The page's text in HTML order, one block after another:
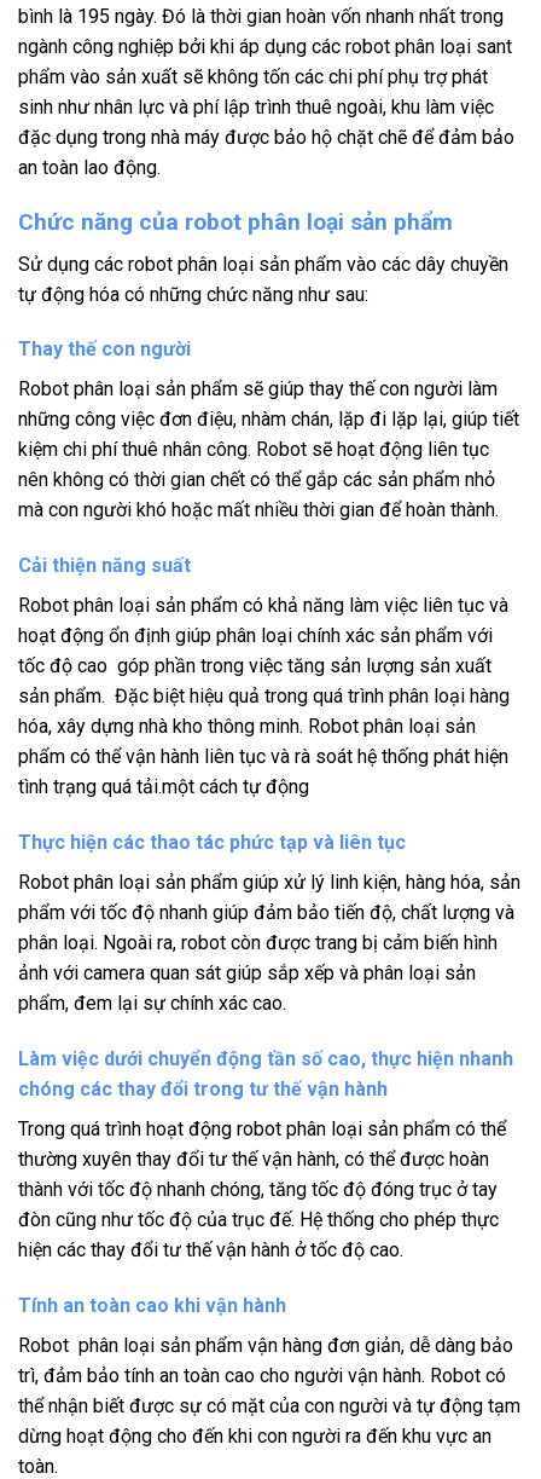
bình là 195 ngày. Đó là thời gian hoàn vốn nhanh nhất trong
ngành công nghiệp bởi khi áp dụng các robot phân loại sant
phẩm vào sản xuất sẽ không tốn các chi phí phụ trợ phát
sinh như nhân lực và phí lập trình thuê ngoài, khu làm việc
đặc dụng trong nhà máy được bảo hộ chặt chẽ để đảm bảo
an toàn lao động.
Chức năng của robot phân loại sản phẩm
Sử dụng các robot phân loại sản phẩm vào các dây chuyền
tự động hóa có những chức năng như sau:
Thay thế con người
Robot phân loại sản phẩm sẽ giúp thay thế con người làm
những công việc đơn điệu, nhàm chán, lặp đi lặp lại, giúp tiết
kiệm chi phí thuê nhân công. Robot sẽ hoạt động liên tục
nên không có thời gian chết có thể gắp các sản phẩm nhỏ
mà con người khó hoặc mất nhiều thời gian để hoàn thành.
Cải thiện năng suất
Robot phân loại sản phẩm có khả năng làm việc liên tục và
hoạt động ổn định giúp phân loại chính xác sản phẩm với
tốc độ cao góp phần trong việc tăng sản lượng sản xuất
sản phẩm. Đặc biệt hiệu quả trong quá trình phân loại hàng
hóa, xây dựng nhà kho thông minh. Robot phân loại sản
phẩm có thể vận hành liên tục và rà soát hệ thống phát hiện
tình trạng quá tải.một cách tự động
Thực hiện các thao tác phức tạp và liên tục
Robot phân loại sản phẩm giúp xử lý linh kiện, hàng hóa, sản
phẩm với tốc độ nhanh giúp đảm bảo tiến độ, chất lượng và
phân loại. Ngoài ra, robot còn được trang bị cảm biến hình
ảnh với camera quan sát giúp sắp xếp và phân loại sản
phẩm, đem lại sự chính xác cao.
Làm việc dưới chuyển động tần số cao, thực hiện nhanh
chóng các thay đổi trong tư thế vận hành
Trong quá trình hoạt động robot phân loại sản phẩm có thể
thường xuyên thay đổi tư thế vận hành, có thể được hoàn
thành với tốc độ nhanh chóng, tăng tốc độ đóng trục ở tay
đòn cũng như tốc độ của trục đế. Hệ thống cho phép thực
hiện các thay đổi tư thế vận hành ở tốc độ cao.
Tính an toàn cao khi vận hành
Robot phân loại sản phẩm vận hàng đơn giản, dễ dàng bảo
trì, đảm bảo tính an toàn cao cho người vận hành. Robot có
thể nhận biết được sự có mặt của con người và tự động tạm
dừng hoạt động cho đến khi con người ra đến khu vực an
toàn.